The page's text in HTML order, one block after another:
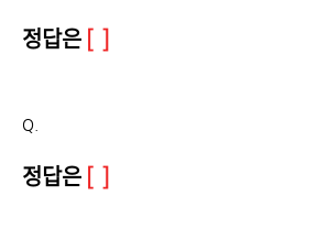
정답은 [ ]
Q.
정답은 [ ]